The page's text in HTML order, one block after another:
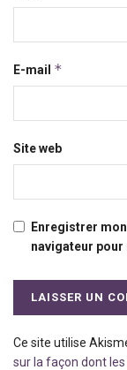
E-mail *
Site web
Enregistrer
navigateur
Ce site utilise
sur la façon dont